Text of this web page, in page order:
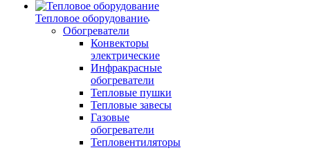
Тепловое оборудование
Обогреватели
Конвекторы
электрические
Инфракрасные
обогреватели
Тепловые пушки
Тепловые завесы
Газовые
обогреватели
Тепловентиляторы